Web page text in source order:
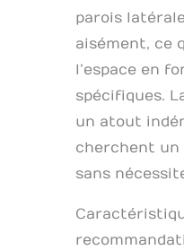
parois
aisément, ce
l’espace en
spécifiques.
un atout
cherchent un
sans